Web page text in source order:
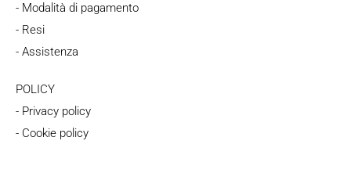
- Modalità di pagamento
- Resi
- Assistenza
POLICY
- Privacy policy
- Cookie policy